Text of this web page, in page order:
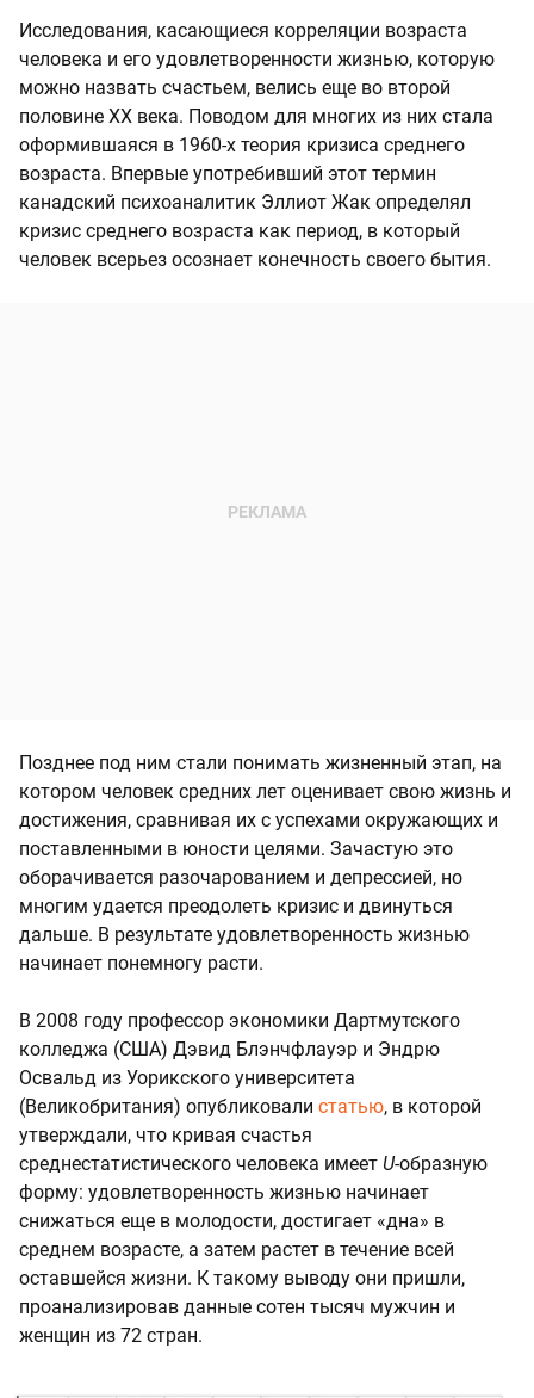
Исследования, касающиеся корреляции возраста
человека и его удовлетворенности жизнью, которую
можно назвать счастьем, велись еще во второй
половине XX века. Поводом для многих из них стала
оформившаяся в 1960-х теория кризиса среднего
возраста. Впервые употребивший этот термин
канадский психоаналитик Эллиот Жак определял
кризис среднего возраста как период, в который
человек всерьез осознает конечность своего бытия.
Позднее под ним стали понимать жизненный этап, на
котором человек средних лет оценивает свою жизнь и
достижения, сравнивая их с успехами окружающих и
поставленными в юности целями. Зачастую это
оборачивается разочарованием и депрессией, но
многим удается преодолеть кризис и двинуться
дальше. В результате удовлетворенность жизнью
начинает понемногу расти.
В 2008 году профессор экономики Дартмутского
колледжа (США) Дэвид Блэнчфлауэр и Эндрю
Освальд из Уорикского университета
(Великобритания) опубликовали статью, в которой
утверждали, что кривая счастья
среднестатистического человека имеет U-образную
форму: удовлетворенность жизнью начинает
снижаться еще в молодости, достигает «дна» в
среднем возрасте, а затем растет в течение всей
оставшейся жизни. К такому выводу они пришли,
проанализировав данные сотен тысяч мужчин и
женщин из 72 стран.